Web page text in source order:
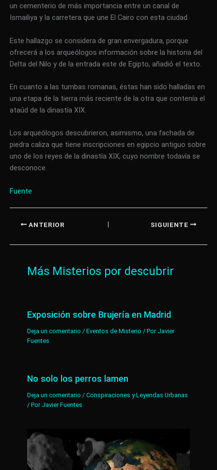
un cementerio de más importancia entre un canal de
Ismailiya y la carretera que une El Cairo con esta ciudad.
Este hallazgo se considera de gran envergadura, porque
ofrecerá a los arqueólogos información sobre la historia del
Delta del Nilo y de la entrada este de Egipto, añadió el texto.
En cuanto a las tumbas romanas, éstas han sido halladas en
una etapa de la tierra más reciente de la otra que contenía el
ataúd de la dinastía XIX.
Los arqueólogos descubrieron, asimismo, una fachada de
piedra caliza que tiene inscripciones en egipcio antiguo sobre
uno de los reyes de la dinastía XIX, cuyo nombre todavía se
desconoce.
Fuente
ANTERIOR SIGUIENTE
Más Misterios por descubrir
Exposición sobre Brujería en Madrid
Deja un comentario /Eventos de Misterio / Por Javier
Fuentes
No solo los perros lamen
Deja un comentario /Conspiraciones y Leyendas Urbanas
/ Por Javier Fuentes